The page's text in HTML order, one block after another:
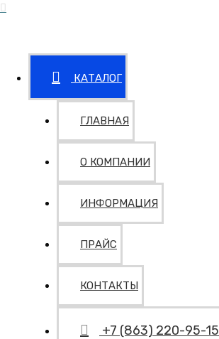
КАТАЛОГ
ГЛАВНАЯ
О КОМПАНИИ
ИНФОРМАЦИЯ
ПРАЙС
КОНТАКТЫ
+7 (863) 220-95-15